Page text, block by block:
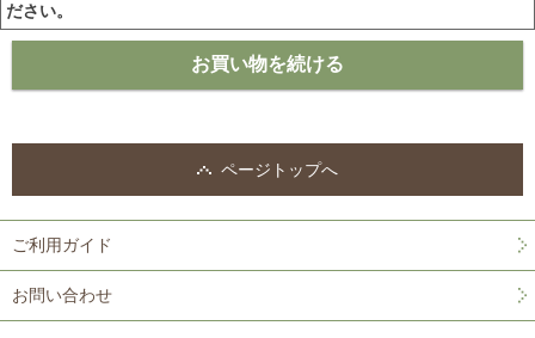
ださい。
ページトップへ
ご利用ガイド
お問い合わせ